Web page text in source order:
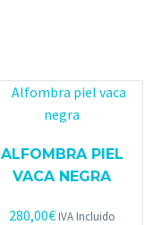
ALFOMBRA PIEL
VACA NEGRA
280,00€ IVA Incluido